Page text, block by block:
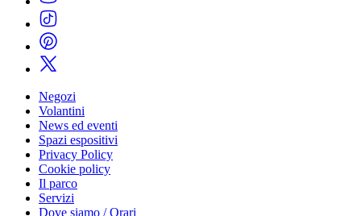
Negozi
Volantini
News ed eventi
Spazi espositivi
Privacy Policy
Cookie policy
Il parco
Servizi
Dove siamo / Orari